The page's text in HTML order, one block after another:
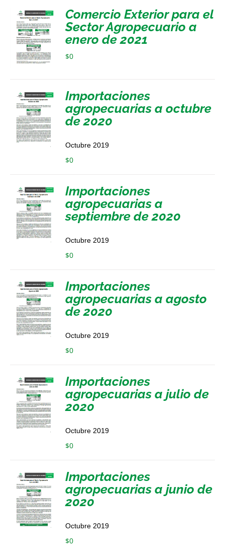
Comercio Exterior para el
Sector Agropecuario a
enero de 2021
$0
Importaciones
agropecuarias a octubre
de 2020
Octubre 2019
$0
Importaciones
agropecuarias a
septiembre de 2020
Octubre 2019
$0
Importaciones
agropecuarias a agosto
de 2020
Octubre 2019
$0
Importaciones
agropecuarias a julio de
2020
Octubre 2019
$0
Importaciones
agropecuarias a junio de
2020
Octubre 2019
$0